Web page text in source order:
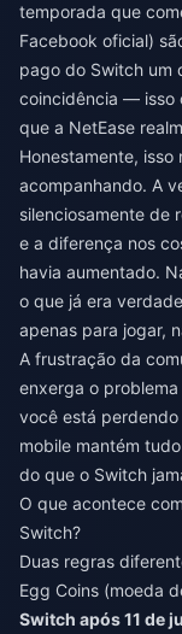
temporada que
Facebook oficial)
pago do Switch um
coincidência — isso
que a NetEase
Honestamente,
acompanhando. A
silenciosamente de
e a diferença nos
havia aumentado.
o que já era
apenas para jogar,
A frustração da
enxerga o
você está perdendo
mobile mantém
do que o Switch
O que acontece
Switch?
Duas regras
Egg Coins (moeda
Switch após 11 de